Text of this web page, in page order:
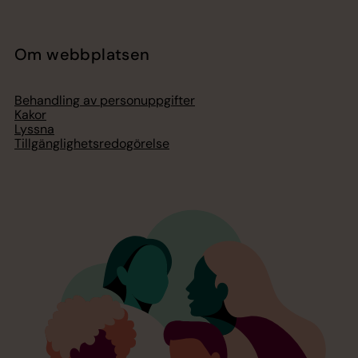
Om webbplatsen
Behandling av personuppgifter
Kakor
Lyssna
Tillgänglighetsredogörelse